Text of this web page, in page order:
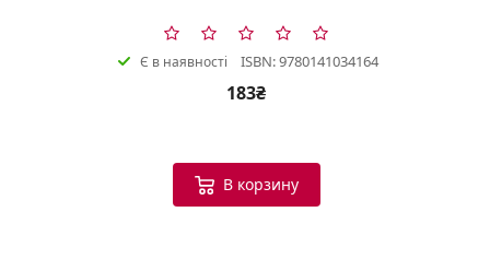
Є в наявності ISBN: 9780141034164
183₴
В корзину